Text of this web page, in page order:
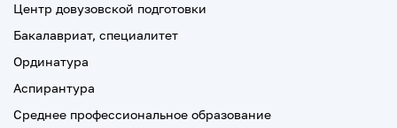
Центр довузовской подготовки
Бакалавриат, специалитет
Ординатура
Аспирантура
Среднее профессиональное образование